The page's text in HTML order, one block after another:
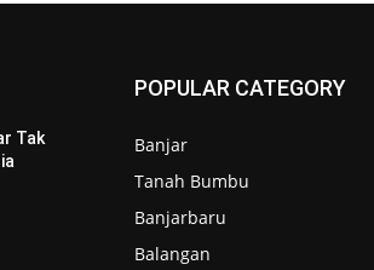
Tak
POPULAR CATEGORY
Banjar
Tanah Bumbu
Banjarbaru
Balangan